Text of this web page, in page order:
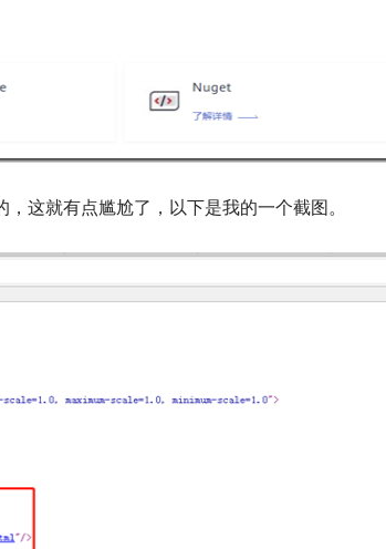
这就有点尴尬了，以下是我的一个截图。